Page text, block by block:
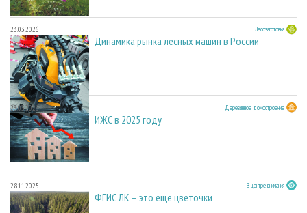
23.03.2026 Лесозаготовка
Динамика рынка лесных машин в России
23.03.2026 Деревянное домостроение
ИЖС в 2025 году
28.11.2025 В центре внимания
ФГИС ЛК – это еще цветочки